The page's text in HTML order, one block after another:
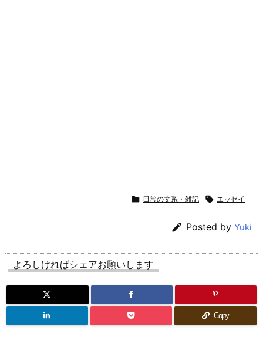
 日常の文系・雑記  エッセイ
 Posted by Yuki
よろしければシェアお願いします
Copy